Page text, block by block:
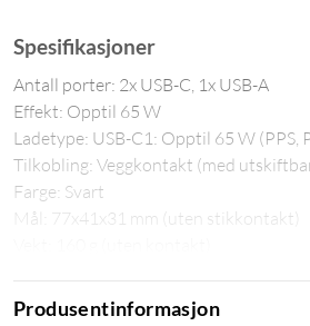
Spesifikasjoner
Antall porter: 2x USB-C, 1x USB-A
Effekt: Opptil 65 W
Ladetype: USB-C1: Opptil 65 W (PPS,
Tilkobling: Veggkontakt (med
Farge: Svart
Mål: 77x41x31 mm (uten stikkontakt)
I pakken
Produsentinformasjon